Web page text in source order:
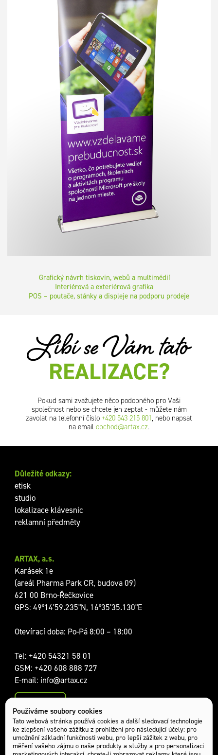
Používáme soubory cookies
Tato webová stránka používá cookies a další sledovací technologie
ke zlepšení vašeho zážitku z prohlížení pro následující účely: pro
umožnění základní funkčnosti webu, pro lepší zážitek z webu, pro
měření vašeho zájmu o naše produkty a služby a pro personalizaci
Grafický návrh tiskovin, webů a multimédií
Interiérová a exteriérová grafika
POS – poutače, stánky a displeje na podporu prodeje
Líbí se Vám tato
REALIZACE?
Pokud sami zvažujete něco podobného pro Vaši
společnost nebo se chcete jen zeptat - můžete nám
zavolat na telefonní číslo +420 543 215 801, nebo napsat
na email obchod@artax.cz.
Sociální sítě:
ARTAX, a.s.
Karásek 1e
(areál Pharma Park CR, budova 09)
621 00 Brno-Řečkovice
GPS: 49°14'59.235"N, 16°35'35.130"E
Otevírací doba: Po-Pá 8:00 – 18:00
Tel: +420 54321 58 01
GSM: +420 608 888 727
E-mail: info@artax.cz
Kontakty
Důležité odkazy:
etisk
studio
lokalizace klávesnic
reklamní předměty